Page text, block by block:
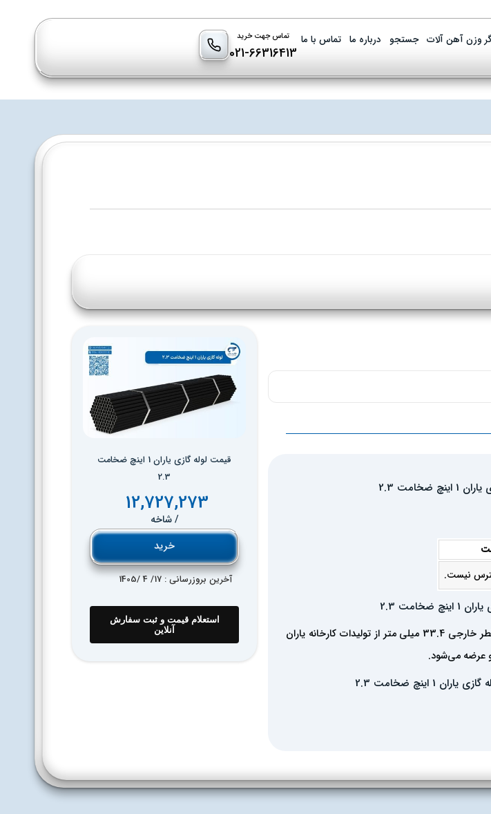
وزن آهن آلات جستجو درباره ما تماس با ما تماس جهت خرید
021-66316413
2.3
نیست.
ضخامت 2.3
لوله گازی یاران 1 اینچ ضخامت 2.3 میلی متر، با قطر خارجی 33.4 میلی متر از تولیدات کارخانه یاران
1 اینچ ضخامت 2.3
قیمت لوله گازی یاران 1 اینچ ضخامت
2.3
12,727,273
/ شاخه
خرید
آخرین بروزرسانی : 17 / 4 /
1405
استعلام قیمت و ثبت سفارش
آنلاین